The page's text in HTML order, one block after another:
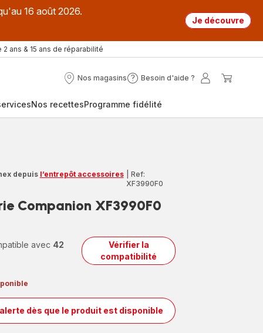
16 août 2026.
Je découvre
2 ans & 15 ans de réparabilité
Nos magasins
Nos
Besoin d'aide ?
Besoin
?
Mon
Nos recettesProgramme fidélité
depuis l’entrepôt accessoires
Ref:
XF3990F0
Companion XF3990F0
avec 42
Vérifier la
compatibilité
dès que le produit est disponible
Kit